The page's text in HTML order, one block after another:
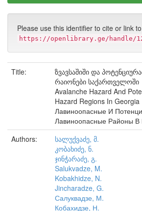
Please use this identifier to cite or link
https://openlibrary.ge/handle/
Title:
ზვავსაშიში და
რაიონები საქართველოში
Avalanche Hazard And
Hazard Regions In Georgia
Лавиноопасные И
Лавиноопасные Районы В
Authors:
სალუქვაძე, მ.
კობახიძე, ნ.
ჯინჭარაძე, გ.
Salukvadze, M.
Kobakhidze, N.
Jincharadze, G.
Салуквадзе, М.
Кобахидзе, Н.